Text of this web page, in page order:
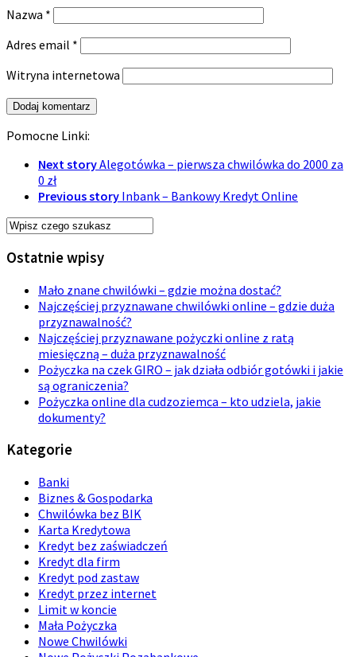
Nazwa *
Adres email *
Witryna internetowa
Pomocne Linki:
Next storyAlegotówka – pierwsza chwilówka do 2000 za
0 zł
Previous story Inbank – Bankowy Kredyt Online
Ostatnie wpisy
Mało znane chwilówki – gdzie można dostać?
Najczęściej przyznawane chwilówki online – gdzie duża
przyznawalność?
Najczęściej przyznawane pożyczki online z ratą
miesięczną – duża przyznawalność
Pożyczka na czek GIRO – jak działa odbiór gotówki i jakie
są ograniczenia?
Pożyczka online dla cudzoziemca – kto udziela, jakie
dokumenty?
Kategorie
Banki
Biznes & Gospodarka
Chwilówka bez BIK
Karta Kredytowa
Kredyt bez zaświadczeń
Kredyt dla firm
Kredyt pod zastaw
Kredyt przez internet
Limit w koncie
Mała Pożyczka
Nowe Chwilówki